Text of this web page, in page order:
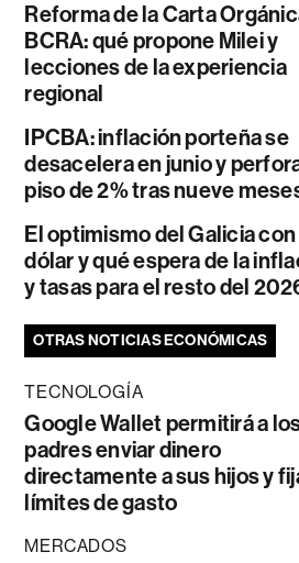
Reforma de la Carta
BCRA: qué propone Milei y
lecciones de la experiencia
regional
IPCBA: inflación porteña se
desacelera en junio y
piso de 2% tras nueve
El optimismo del Galicia con
dólar y qué espera de la
y tasas para el resto del
OTRAS NOTICIAS ECONÓMICAS
TECNOLOGÍA
Google Wallet permitirá a
padres enviar dinero
directamente a sus hijos y
límites de gasto
MERCADOS